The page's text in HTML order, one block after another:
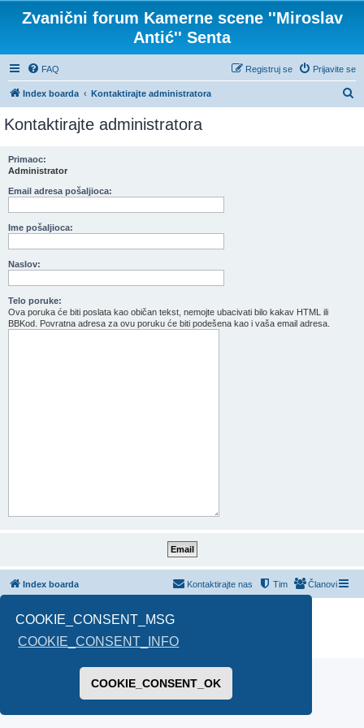
COOKIE_CONSENT_MSG
COOKIE_CONSENT_INFO
COOKIE_CONSENT_OK
Zvanični forum Kamerne scene ''Miroslav
Antić'' Senta
FAQ Prijavite se
Registruj se
Index boarda Kontaktirajte administratora
Kontaktirajte administratora
Primaoc:
Administrator
Email adresa pošaljioca:
Ime pošaljioca:
Naslov:
Telo poruke:
Ova poruka će biti poslata kao običan tekst, nemojte ubacivati bilo kakav HTML ili
BBKod. Povratna adresa za ovu poruku će biti podešena kao i vaša email adresa.
Index boarda Članovi
Tim
Kontaktirajte nas
Pokreće ga phpBB ® Forum Software © phpBB Limited
Prevod -
PRIVACY_LINK